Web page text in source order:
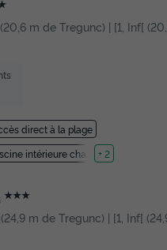
m de Tregunc) | [1, Inf[
direct à la plage
intérieure chauffée
+ 2
★★★
m de Tregunc) | [1, Inf[